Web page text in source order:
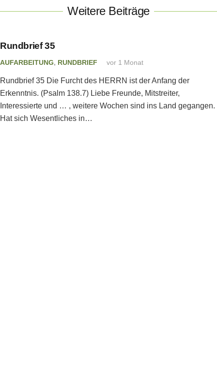
Weitere Beiträge
Rundbrief 35
AUFARBEITUNG, RUNDBRIEF vor 1 Monat
Rundbrief 35 Die Furcht des HERRN ist der Anfang der
Erkenntnis. (Psalm 138.7) Liebe Freunde, Mitstreiter,
Interessierte und … , weitere Wochen sind ins Land gegangen.
Hat sich Wesentliches in…